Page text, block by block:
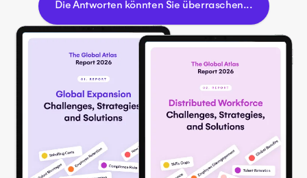
Die Antworten könnten Sie überraschen...